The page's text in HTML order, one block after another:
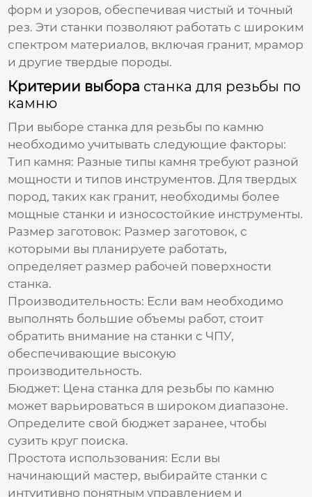
форм и узоров, обеспечивая чистый и точный
рез. Эти станки позволяют работать с широким
спектром материалов, включая гранит, мрамор
и другие твердые породы.
Критерии выбора станка для резьбы по
камню
При выборе станка для резьбы по камню
необходимо учитывать следующие факторы:
Тип камня: Разные типы камня требуют разной
мощности и типов инструментов. Для твердых
пород, таких как гранит, необходимы более
мощные станки и износостойкие инструменты.
Размер заготовок: Размер заготовок, с
которыми вы планируете работать,
определяет размер рабочей поверхности
станка.
Производительность: Если вам необходимо
выполнять большие объемы работ, стоит
обратить внимание на станки с ЧПУ,
обеспечивающие высокую
производительность.
Бюджет: Цена станка для резьбы по камню
может варьироваться в широком диапазоне.
Определите свой бюджет заранее, чтобы
сузить круг поиска.
Простота использования: Если вы
начинающий мастер, выбирайте станки с
интуитивно понятным управлением и